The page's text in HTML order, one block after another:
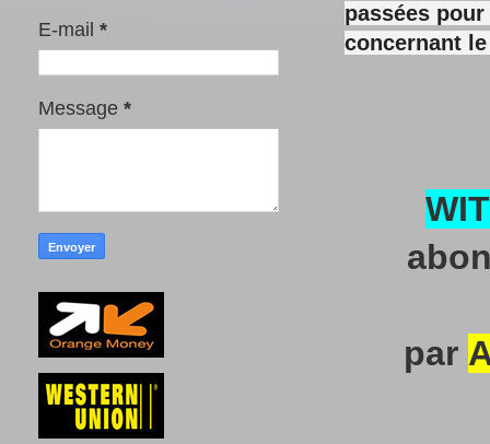
passées
concernant
par
E-mail *
Message *